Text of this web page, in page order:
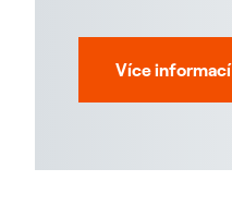
Více informací